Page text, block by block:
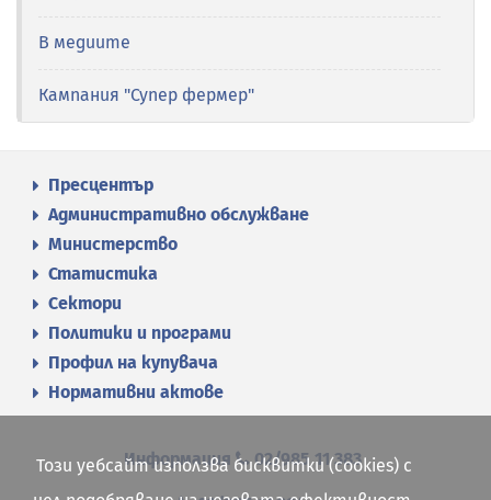
В медиите
Кампания "Супер фермер"
Пресцентър
Административно обслужване
Министерство
Статистика
Сектори
Политики и програми
Профил на купувача
Нормативни актове
Информация 02/985 11 383
Този уебсайт използва бисквитки (cookies) с